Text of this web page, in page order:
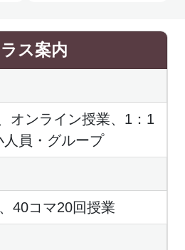
ス案内
オンライン授業、1：1
人員・グループ
40コマ20回授業